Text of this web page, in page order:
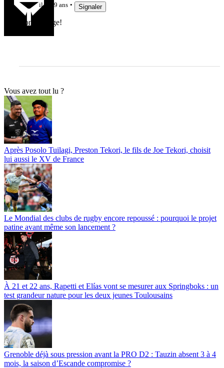
il y a 9 ans Signaler
Bon courage!
Vous avez tout lu ?
Après Posolo Tuilagi, Preston Tekori, le fils de Joe Tekori, choisit
lui aussi le XV de France
Le Mondial des clubs de rugby encore repoussé : pourquoi le projet
patine avant même son lancement ?
À 21 et 22 ans, Rapetti et Elías vont se mesurer aux Springboks : un
test grandeur nature pour les deux jeunes Toulousains
Grenoble déjà sous pression avant la PRO D2 : Tauzin absent 3 à 4
mois, la saison d’Escande compromise ?